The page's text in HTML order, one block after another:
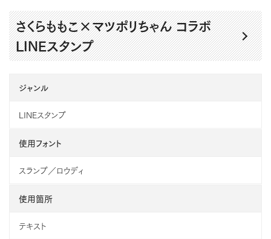
さくらももこ×マツポリちゃん コラボ
LINEスタンプ
ジャンル
LINEスタンプ
使用フォント
スランプ／ロウディ
使用箇所
テキスト